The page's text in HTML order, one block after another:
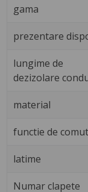
gama
prezentare
lungime de
dezizolare
material
functie de
latime
Numar clapete